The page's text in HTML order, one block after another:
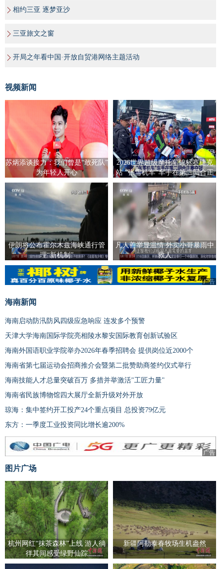
相约三亚 逐梦亚沙
三亚旅文之窗
开局之年看中国·开放自贸港网络主题活动
视频新闻
苏炳添谈接力：我们曾是“敢死队”
为年轻人开心
2026世界超级摩托车锦标赛捷克
站 "张雪机车"车手在第二回合正
赛夺冠
伊朗将公布霍尔木兹海峡通行管
理“新机制”
凡人善举显温情 外卖小哥暴雨中
救人
广告
海南新闻
海南启动防汛防风四级应急响应 连发多个预警
天津大学海南国际学院亮相陵水黎安国际教育创新试验区
海南外国语职业学院举办2026年春季招聘会 提供岗位近2000个
海南省第七届运动会招商推介会暨第二批赞助商签约仪式举行
海南技能人才总量突破百万 多措并举激活"工匠力量"
海南省民族博物馆四大展厅全新升级对外开放
琼海：集中签约开工投产24个重点项目 总投资79亿元
东方：一季度工业投资同比增长逾200%
广告
图片广场
杭州网红“抹茶森林”上线 游人徜
徉其间感受绿野仙踪
新疆阿勒泰春牧场生机盎然